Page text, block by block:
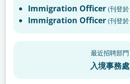
Immigration Officer (刊登於
Immigration Officer (刊登於
最近招聘部門
入境事務處